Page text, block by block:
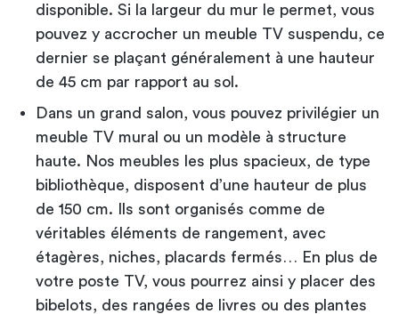
disponible. Si la largeur du mur le permet, vous
pouvez y accrocher un meuble TV suspendu, ce
dernier se plaçant généralement à une hauteur
de 45 cm par rapport au sol.
Dans un grand salon, vous pouvez privilégier un
meuble TV mural ou un modèle à structure
haute. Nos meubles les plus spacieux, de type
bibliothèque, disposent d’une hauteur de plus
de 150 cm. Ils sont organisés comme de
véritables éléments de rangement, avec
étagères, niches, placards fermés… En plus de
votre poste TV, vous pourrez ainsi y placer des
bibelots, des rangées de livres ou des plantes